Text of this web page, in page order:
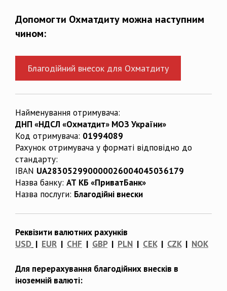
Допомогти Охматдиту можна наступним
чином:
Благодійний внесок для Охматдиту
Найменування отримувача:
ДНП «НДСЛ «Охматдит» МОЗ України»
Код отримувача: 01994089
Рахунок отримувача у форматі відповідно до
стандарту:
IBAN UA283052990000026004045036179
Назва банку: АТ КБ «ПриватБанк»
Назва послуги: Благодійні внески
Реквізити валютних рахунків
USD | EUR | CHF | GBP| PLN | CEK| CZK| NOK
Для перерахування благодійних внесків в
іноземній валюті: